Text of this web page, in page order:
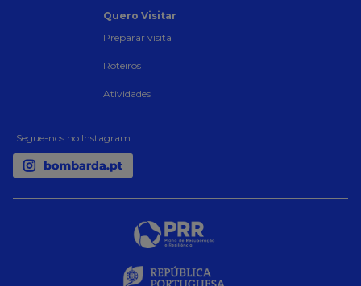
Quero Visitar
Preparar visita
Roteiros
Atividades
Segue-nos no Instagram